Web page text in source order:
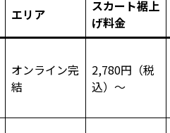
エリア
スカート裾上
げ料金
オンライン完
結
2,780円（税
込）～